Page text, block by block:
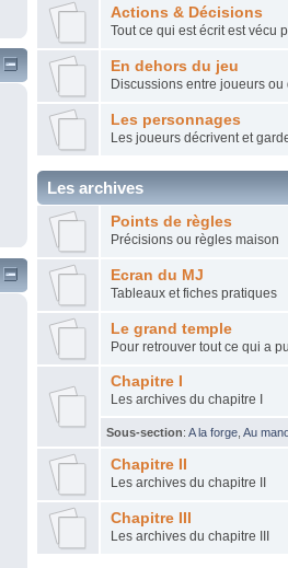
Actions & Décisions
Tout ce qui est écrit est vécu
En dehors du jeu
Discussions entre joueurs
Les personnages
Les joueurs décrivent et
Les archives
Points de règles
Précisions ou règles maison
Ecran du MJ
Tableaux et fiches pratiques
Le grand temple
Pour retrouver tout ce qui a
Chapitre I
Les archives du chapitre I
Sous-section:A la forge ,Au
Chapitre II
Les archives du chapitre II
Chapitre III
Les archives du chapitre III